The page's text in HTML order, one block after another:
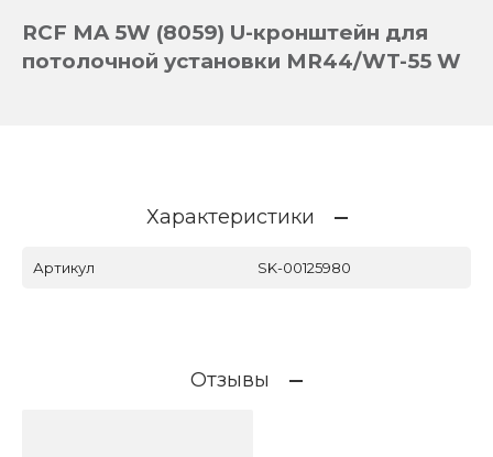
RCF MA 5W (8059) U-кронштейн для
потолочной установки MR44/WT-55 W
Характеристики
Артикул SK-00125980
Отзывы